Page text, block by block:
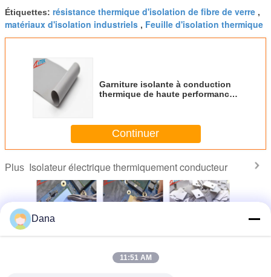
Étiquettes: résistance thermique d'isolation de fibre de verre ,
matériaux d'isolation industriels , Feuille d'isolation thermique
Garniture isolante à conduction
thermique de haute performance
Continuer
Plus Isolateur électrique thermiquement conducteur
électriques
thermiquement
Dana
11:51 AM